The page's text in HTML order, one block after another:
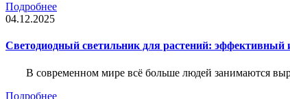
Подробнее
04.12.2025
Светодиодный светильник для растений:
В современном мире всё больше людей занимаются
Подробнее